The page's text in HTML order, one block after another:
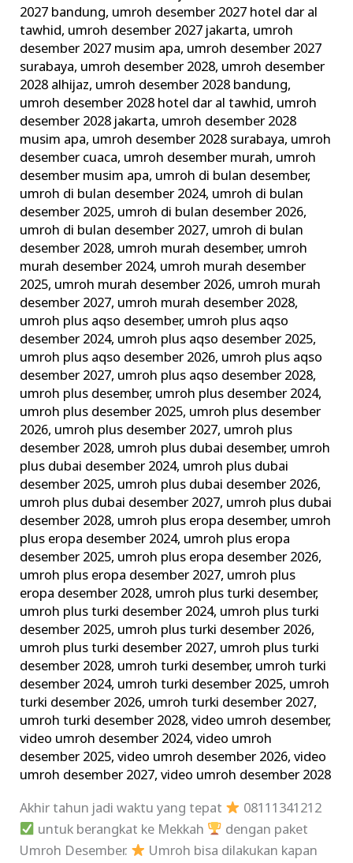
2027 bandung, umroh desember 2027 hotel dar al
tawhid, umroh desember 2027 jakarta, umroh
desember 2027 musim apa, umroh desember 2027
surabaya, umroh desember 2028, umroh desember
2028 alhijaz, umroh desember 2028 bandung,
umroh desember 2028 hotel dar al tawhid, umroh
desember 2028 jakarta, umroh desember 2028
musim apa, umroh desember 2028 surabaya, umroh
desember cuaca, umroh desember murah, umroh
desember musim apa, umroh di bulan desember,
umroh di bulan desember 2024, umroh di bulan
desember 2025, umroh di bulan desember 2026,
umroh di bulan desember 2027, umroh di bulan
desember 2028, umroh murah desember, umroh
murah desember 2024, umroh murah desember
2025, umroh murah desember 2026, umroh murah
desember 2027, umroh murah desember 2028,
umroh plus aqso desember, umroh plus aqso
desember 2024, umroh plus aqso desember 2025,
umroh plus aqso desember 2026, umroh plus aqso
desember 2027, umroh plus aqso desember 2028,
umroh plus desember, umroh plus desember 2024,
umroh plus desember 2025, umroh plus desember
2026, umroh plus desember 2027, umroh plus
desember 2028, umroh plus dubai desember, umroh
plus dubai desember 2024, umroh plus dubai
desember 2025, umroh plus dubai desember 2026,
umroh plus dubai desember 2027, umroh plus dubai
desember 2028, umroh plus eropa desember, umroh
plus eropa desember 2024, umroh plus eropa
desember 2025, umroh plus eropa desember 2026,
umroh plus eropa desember 2027, umroh plus
eropa desember 2028, umroh plus turki desember,
umroh plus turki desember 2024, umroh plus turki
desember 2025, umroh plus turki desember 2026,
umroh plus turki desember 2027, umroh plus turki
desember 2028, umroh turki desember, umroh turki
desember 2024, umroh turki desember 2025, umroh
turki desember 2026, umroh turki desember 2027,
umroh turki desember 2028,video umroh desember,
video umroh desember 2024,video umroh
desember 2025,video umroh desember 2026,video
umroh desember 2027,video umroh desember 2028
Akhir tahun jadi waktu yang tepat
08111341212
untuk berangkat ke Mekkah
dengan paket
Umroh Desember.
Umroh bisa dilakukan kapan